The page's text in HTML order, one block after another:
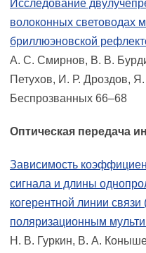
Исследование
волоконных световодах
бриллюэновской
А. С. Смирнов, В. В.
Петухов, И. Р. Дроздов,
Беспрозванных 66–68
Оптическая передача
Зависимость
сигнала и длины
когерентной линии связи
поляризационным
Н. В. Гуркин, В. А.